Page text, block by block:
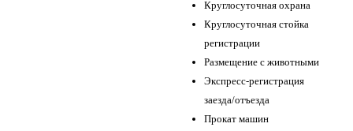
Круглосуточная охрана
Круглосуточная стойка
регистрации
Размещение с животными
Экспресс-регистрация
заезда/отъезда
Прокат машин